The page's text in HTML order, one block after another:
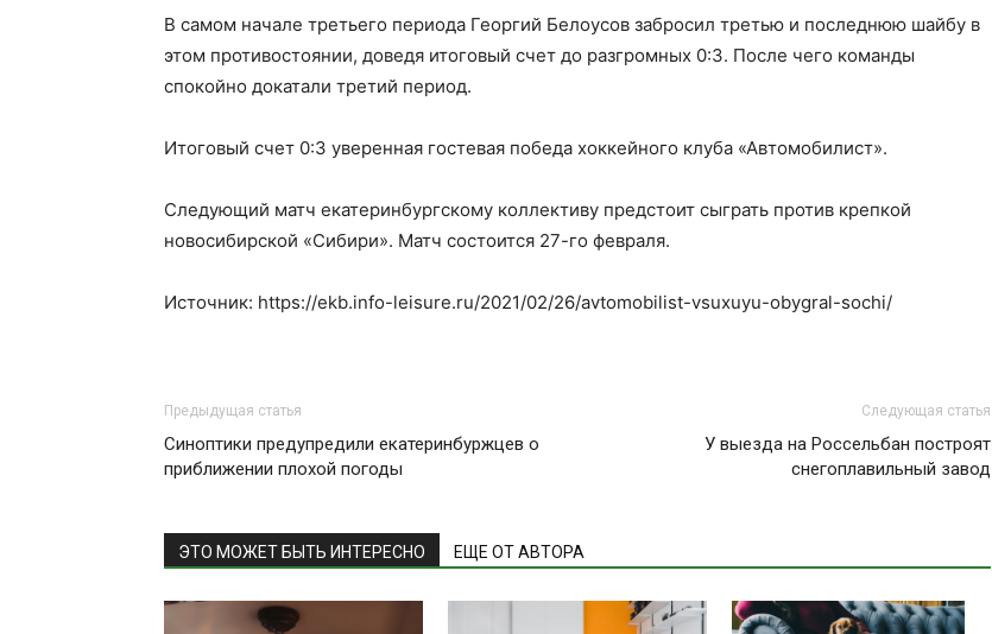
В самом начале третьего периода Георгий Белоусов забросил третью и последнюю шайбу в
этом противостоянии, доведя итоговый счет до разгромных 0:3. После чего команды
спокойно докатали третий период.
Итоговый счет 0:3 уверенная гостевая победа хоккейного клуба «Автомобилист».
Следующий матч екатеринбургскому коллективу предстоит сыграть против крепкой
новосибирской «Сибири». Матч состоится 27-го февраля.
Источник: https://ekb.info-leisure.ru/2021/02/26/avtomobilist-vsuxuyu-obygral-sochi/
Предыдущая статья
Синоптики предупредили екатеринбуржцев о
приближении плохой погоды
Следующая статья
У выезда на Россельбан построят
снегоплавильный завод
ЭТО МОЖЕТ БЫТЬ ИНТЕРЕСНО ЕЩЕ ОТ АВТОРА